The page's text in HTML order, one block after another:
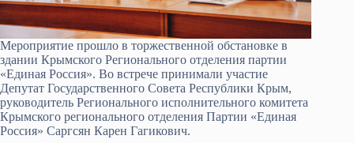
Мероприятие прошло в торжественной обстановке в
здании Крымского Регионального отделения партии
«Единая Россия». Во встрече принимали участие
Депутат Государственного Совета Республики Крым,
руководитель Регионального исполнительного комитета
Крымского регионального отделения Партии «Единая
Россия» Саргсян Карен Гагикович.